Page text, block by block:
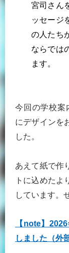
宮司さん
ッセージ
の人たち
ならでは
ます。
今回の学校案
にデザインを
した。
あえて紙で作
トに込めたよ
しています。
【 note】2026
しました（外